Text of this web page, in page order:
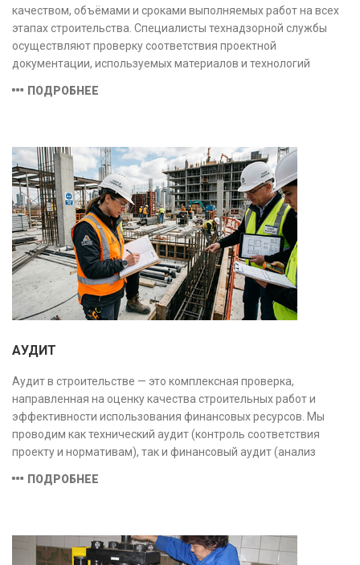
качеством, объёмами и сроками выполняемых работ на всех
этапах строительства. Специалисты технадзорной службы
осуществляют проверку соответствия проектной
документации, используемых материалов и технологий
безопасность и надёжность объекта.
ПОДРОБНЕЕ
АУДИТ
Аудит в строительстве — это комплексная проверка,
направленная на оценку качества строительных работ и
эффективности использования финансовых ресурсов. Мы
проводим как технический аудит (контроль соответствия
проекту и нормативам), так и финансовый аудит (анализ
безопасность и экономическую обоснованность проекта.
ПОДРОБНЕЕ